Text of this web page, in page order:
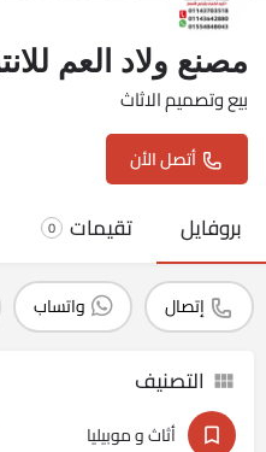
مصنع ولاد العم
بيع وتصميم الاثاث
أتصل الأن
بروفايل تقيمات 0
إتصال واتساب
التصنيف
أثاث و موبيليا